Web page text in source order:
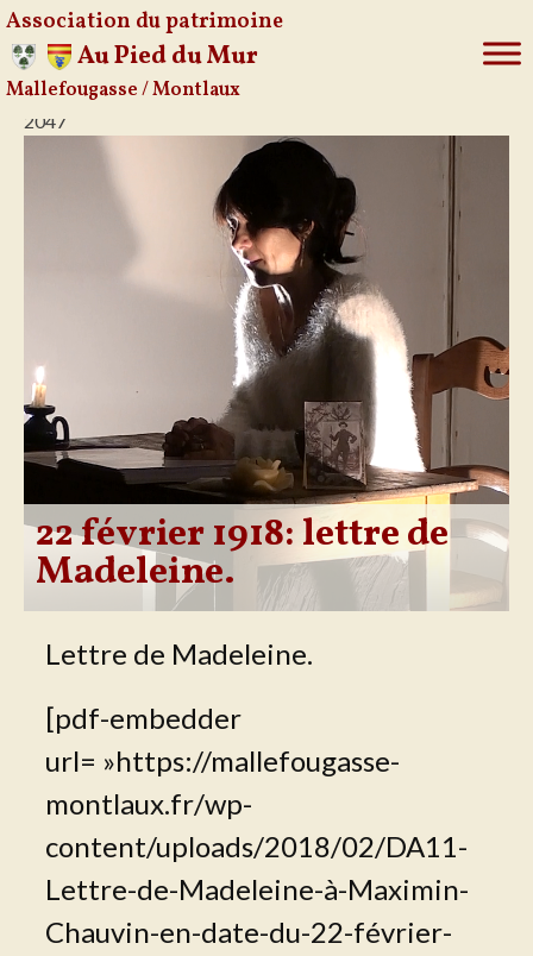
Aller
Association du patrimoine
Au Pied du Mur
Mallefougasse / Montlaux
2047
22 février 1918: lettre de
Madeleine.
Lettre de Madeleine.
[pdf-embedder
url= »https://mallefougasse-
montlaux.fr/wp-
content/uploads/2018/02/DA11-
Lettre-de-Madeleine-à-Maximin-
Chauvin-en-date-du-22-février-